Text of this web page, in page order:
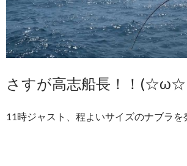
さすが高志船長！！(☆ω☆
11時ジャスト、程よいサイズのナブラを